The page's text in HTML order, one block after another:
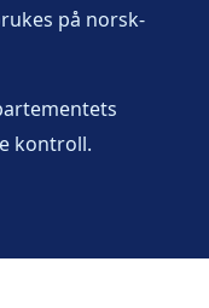
på norsk-
kontroll.